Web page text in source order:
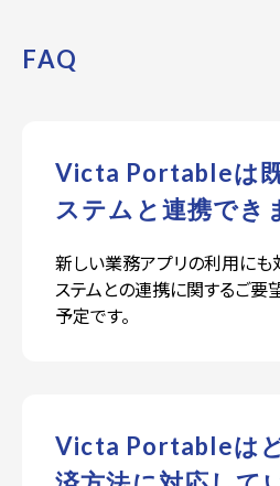
FAQ
Victa Portableは
ステムと連携でき
新しい業務アプリの利用にも
ステムとの連携に関するご要
予定です。
Victa Portableは